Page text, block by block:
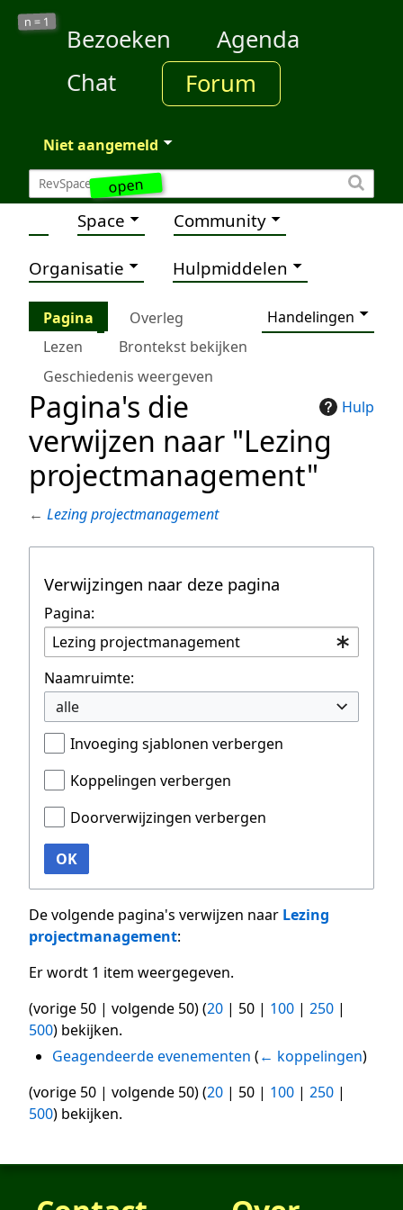
open
n = 1
Bezoeken
Agenda
Chat
Forum
Niet aangemeld
Space Community
Organisatie Hulpmiddelen
Pagina Overleg
Handelingen
Lezen
Brontekst bekijken
Geschiedenis weergeven
Hulp
Pagina's die
verwijzen naar "Lezing
projectmanagement"
← Lezing projectmanagement
Verwijzingen naar deze pagina
Pagina:
Naamruimte:
alle
Invoeging sjablonen verbergen
Koppelingen verbergen
Doorverwijzingen verbergen
OK
De volgende pagina's verwijzen naar Lezing
projectmanagement:
Er wordt 1 item weergegeven.
(vorige 50 | volgende 50) (20 | 50 | 100 | 250 |
500) bekijken.
Geagendeerde evenementen (← koppelingen)
(vorige 50 | volgende 50) (20 | 50 | 100 | 250 |
500) bekijken.